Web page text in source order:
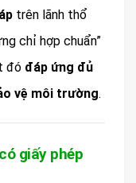
trên lãnh thổ
chỉ hợp chuẩn”
đó đáp ứng đủ
vệ môi trường.
giấy phép